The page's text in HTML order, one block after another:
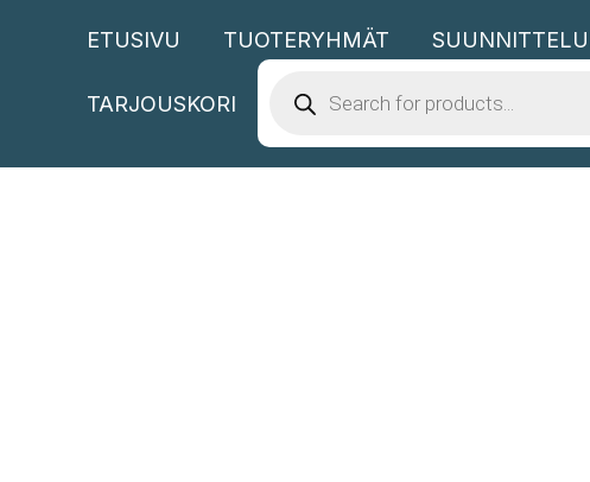
ETUSIVU TUOTERYHMÄT
TARJOUSKORI
SEARCH